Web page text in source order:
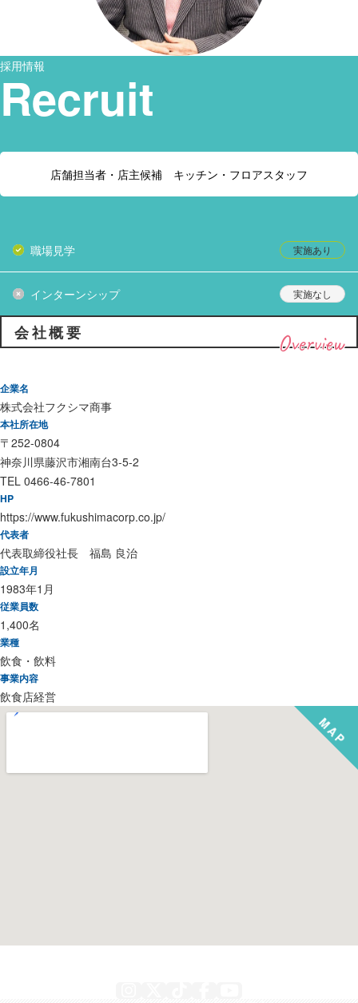
採用情報
Recruit
店舗担当者・店主候補 キッチン・フロアスタッフ
職場見学
インターンシップ
Overview
会社概要
企業名
株式会社フクシマ商事
本社所在地
〒252-0804
神奈川県藤沢市湘南台3-5-2
TEL 0466-46-7801
HP
https://www.fukushimacorp.co.jp/
代表者
代表取締役社長 福島 良治
設立年月
1983年1月
従業員数
1,400名
業種
飲食・飲料
事業内容
飲食店経営